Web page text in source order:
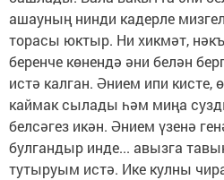
ашауның нинди кадерле
торасы юктыр. Ни хикмәт,
беренче көнендә әни белән
истә калган. Әнием ипи кисте,
каймак сылады һәм миңа
белсәгез икән. Әнием үзенә
булгандыр инде... авызга
тутыруым истә. Ике кулны